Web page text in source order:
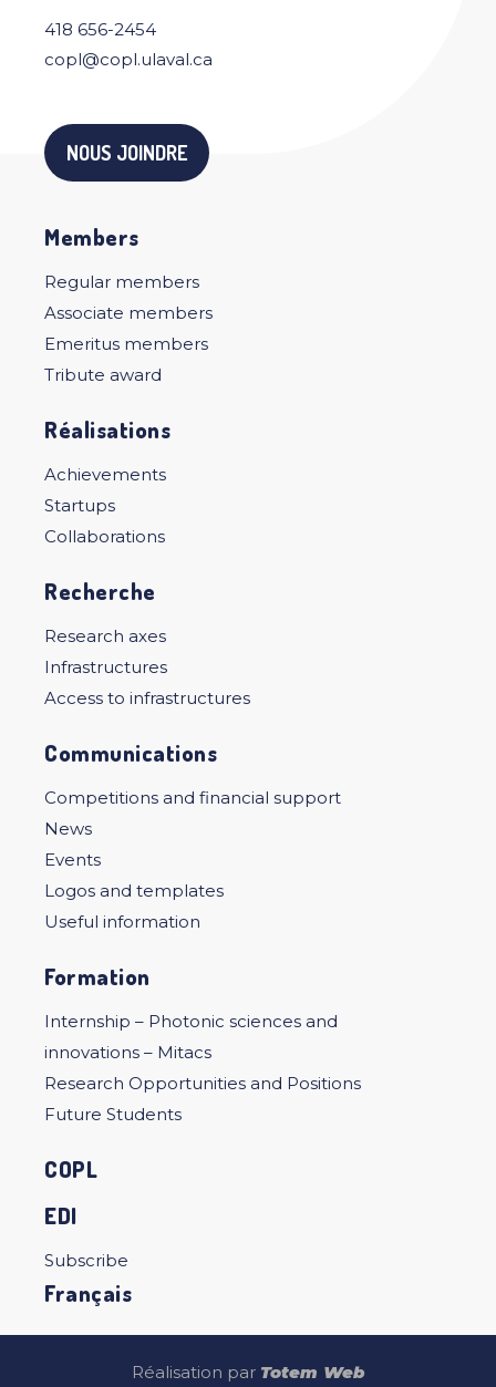
418 656-2454
copl@copl.ulaval.ca
NOUS JOINDRE
Members
Regular members
Associate members
Emeritus members
Tribute award
Réalisations
Achievements
Startups
Collaborations
Recherche
Research axes
Infrastructures
Access to infrastructures
Communications
Competitions and financial support
News
Events
Logos and templates
Useful information
Formation
Internship – Photonic sciences and
innovations – Mitacs
Research Opportunities and Positions
Future Students
COPL
EDI
Subscribe
Français
Réalisation par Totem Web